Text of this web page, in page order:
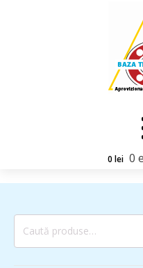
0 lei 0
Caută